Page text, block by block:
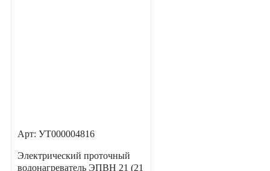
Арт: УТ000004816
Электрический проточный
водонагреватель ЭПВН 21 (21